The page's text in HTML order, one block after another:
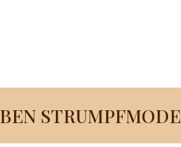
STRUMPFMODE